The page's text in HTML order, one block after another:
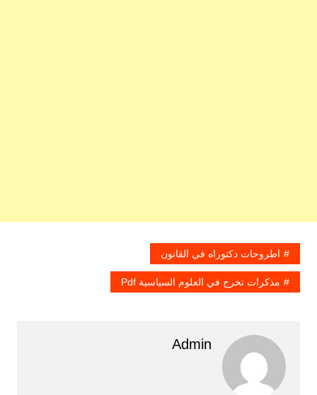
اطروحات دكتوراه في القانون
مذكرات تخرج في العلوم السياسية Pdf
Admin